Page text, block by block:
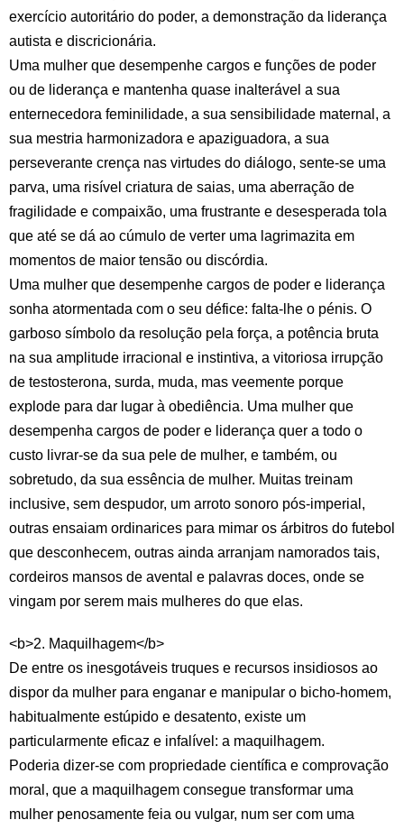
exercício autoritário do poder, a demonstração da liderança
autista e discricionária.
Uma mulher que desempenhe cargos e funções de poder
ou de liderança e mantenha quase inalterável a sua
enternecedora feminilidade, a sua sensibilidade maternal, a
sua mestria harmonizadora e apaziguadora, a sua
perseverante crença nas virtudes do diálogo, sente-se uma
parva, uma risível criatura de saias, uma aberração de
fragilidade e compaixão, uma frustrante e desesperada tola
que até se dá ao cúmulo de verter uma lagrimazita em
momentos de maior tensão ou discórdia.
Uma mulher que desempenhe cargos de poder e liderança
sonha atormentada com o seu défice: falta-lhe o pénis. O
garboso símbolo da resolução pela força, a potência bruta
na sua amplitude irracional e instintiva, a vitoriosa irrupção
de testosterona, surda, muda, mas veemente porque
explode para dar lugar à obediência. Uma mulher que
desempenha cargos de poder e liderança quer a todo o
custo livrar-se da sua pele de mulher, e também, ou
sobretudo, da sua essência de mulher. Muitas treinam
inclusive, sem despudor, um arroto sonoro pós-imperial,
outras ensaiam ordinarices para mimar os árbitros do futebol
que desconhecem, outras ainda arranjam namorados tais,
cordeiros mansos de avental e palavras doces, onde se
vingam por serem mais mulheres do que elas.
<b>2. Maquilhagem</b>
De entre os inesgotáveis truques e recursos insidiosos ao
dispor da mulher para enganar e manipular o bicho-homem,
habitualmente estúpido e desatento, existe um
particularmente eficaz e infalível: a maquilhagem.
Poderia dizer-se com propriedade científica e comprovação
moral, que a maquilhagem consegue transformar uma
mulher penosamente feia ou vulgar, num ser com uma